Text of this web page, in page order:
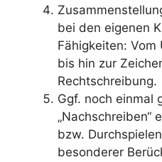
bei den eigenen
Fähigkeiten:
bis hin zur
Rechtschreibung.
Ggf. noch einmal
„Nachschreiben“
bzw.
besonderer